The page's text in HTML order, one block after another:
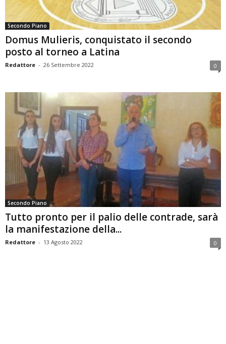
Secondo Piano
Domus Mulieris, conquistato il secondo
posto al torneo a Latina
Redattore - 26 Settembre 2022 0
Secondo Piano
Tutto pronto per il palio delle contrade, sarà
la manifestazione della...
Redattore - 13 Agosto 2022 0